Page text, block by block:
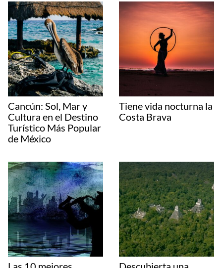
Cancún: Sol, Mar y
Cultura en el Destino
Turístico Más Popular
de México
Tiene vida nocturna la
Costa Brava